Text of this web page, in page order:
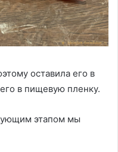
оставила его в
в пищевую пленку.
этапом мы